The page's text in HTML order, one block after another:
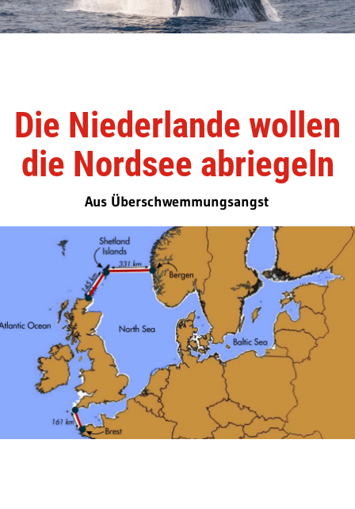
Die Niederlande wollen
die Nordsee abriegeln
Aus Überschwemmungsangst